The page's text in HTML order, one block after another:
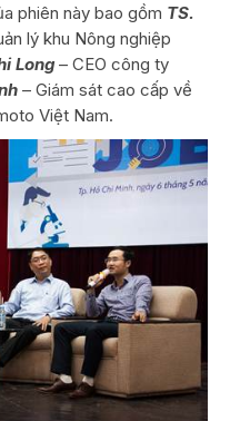
phiên này bao gồm TS.
lý khu Nông nghiệp
Long– CEO công ty
– Giám sát cao cấp về
Việt Nam.